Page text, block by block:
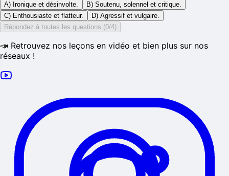
A) Ironique et désinvolte.
B) Soutenu, solennel et critique.
C) Enthousiaste et flatteur.
D) Agressif et vulgaire.
Répondez à toutes les questions (0/4)
📣 Retrouvez nos leçons en vidéo et bien plus sur nos
réseaux !